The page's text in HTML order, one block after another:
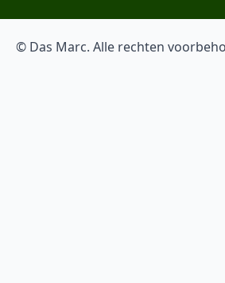
© Das Marc. Alle rechten